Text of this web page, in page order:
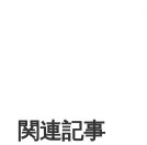
関連記事